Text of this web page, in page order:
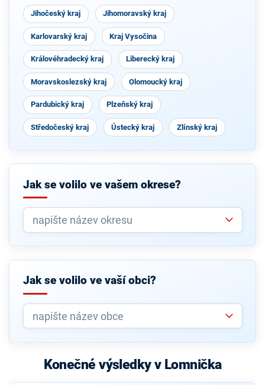
pro
Moravu
Jihočeský kraj Jihomoravský kraj
Karlovarský kraj Kraj Vysočina
Královéhradecký kraj Liberecký kraj
Moravskoslezský kraj Olomoucký kraj
Pardubický kraj Plzeňský kraj
Středočeský kraj Ústecký kraj Zlínský kraj
Jak se volilo ve vašem okrese?
Jak se volilo ve vaší obci?
Konečné výsledky v Lomnička